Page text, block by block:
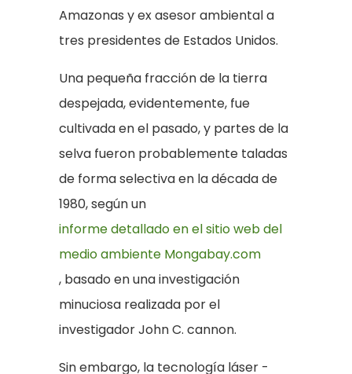
Amazonas y ex asesor ambiental a
tres presidentes de Estados Unidos.
Una pequeña fracción de la tierra
despejada, evidentemente, fue
cultivada en el pasado, y partes de la
selva fueron probablemente taladas
de forma selectiva en la década de
1980, según un
informe detallado en el sitio web del
medio ambiente Mongabay.com
, basado en una investigación
minuciosa realizada por el
investigador John C. cannon.
Sin embargo, la tecnología láser -